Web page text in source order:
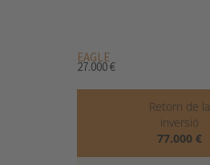
EAGLE
27.000 €
Retorn de la
inversió
77.000 €